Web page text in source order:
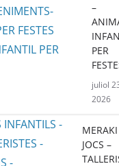
–
PER
juliol
2026
MERAKI
JOCS –